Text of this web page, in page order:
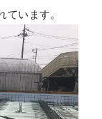
ています。